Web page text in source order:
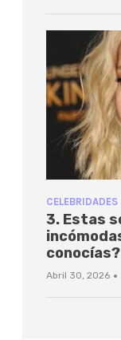
CELEBRIDADES
3. Estas
conocías?
Abril 30, 2026 ·